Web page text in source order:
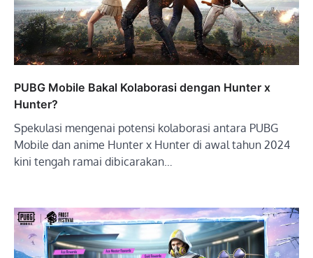
PUBG Mobile Bakal Kolaborasi dengan Hunter x
Hunter?
Spekulasi mengenai potensi kolaborasi antara PUBG
Mobile dan anime Hunter x Hunter di awal tahun 2024
kini tengah ramai dibicarakan…